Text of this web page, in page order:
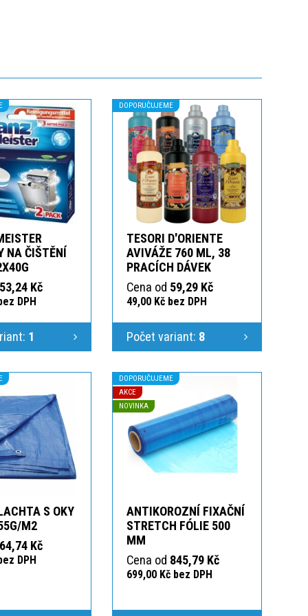
NA ČIŠTĚNÍ
53,24 Kč
DPH
1
DOPORUČUJEME
TESORI D'ORIENTE
AVIVÁŽE 760 ML, 38
PRACÍCH DÁVEK
Cena od 59,29 Kč
49,00 Kč bez DPH
Počet variant: 8
S OKY
M2
64,74 Kč
DPH
DOPORUČUJEME
AKCE
NOVINKA
ANTIKOROZNÍ FIXAČNÍ
STRETCH FÓLIE 500
MM
Cena od 845,79 Kč
699,00 Kč bez DPH